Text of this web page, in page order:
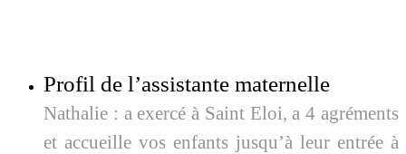
Profil de l’assistante maternelle
Nathalie : a exercé à Saint Eloi, a 4 agréments
et accueille vos enfants jusqu’à leur entrée à